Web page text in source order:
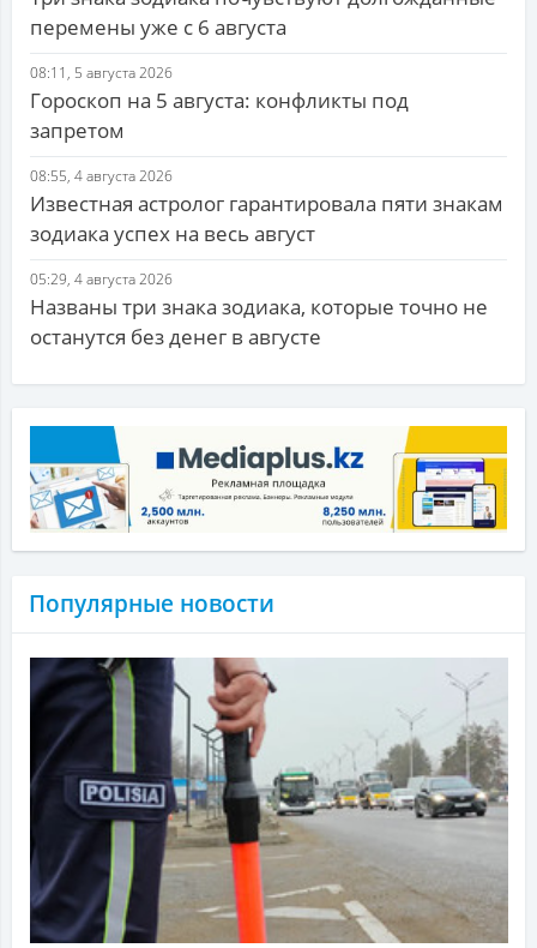
перемены уже с 6 августа
08:11, 5 августа 2026
Гороскоп на 5 августа: конфликты под
запретом
08:55, 4 августа 2026
Известная астролог гарантировала пяти знакам
зодиака успех на весь август
05:29, 4 августа 2026
Названы три знака зодиака, которые точно не
останутся без денег в августе
Популярные новости